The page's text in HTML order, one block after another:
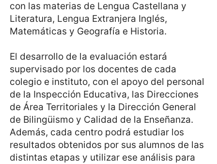
con las materias de Lengua Castellana y
Literatura, Lengua Extranjera Inglés,
Matemáticas y Geografía e Historia.
El desarrollo de la evaluación estará
supervisado por los docentes de cada
colegio e instituto, con el apoyo del personal
de la Inspección Educativa, las Direcciones
de Área Territoriales y la Dirección General
de Bilingüismo y Calidad de la Enseñanza.
Además, cada centro podrá estudiar los
resultados obtenidos por sus alumnos de las
distintas etapas y utilizar ese análisis para